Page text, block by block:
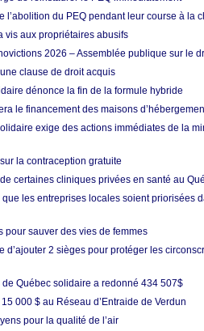
du PEQ pendant leur course à la
vis aux propriétaires abusifs
2026 – Assemblée publique sur le
clause de droit acquis
dénonce la fin de la formule hybride
le financement des maisons
exige des actions immédiates de la
la contraception gratuite
certaines cliniques privées en santé au
les entreprises locales soient priorisées
pour sauver des vies de femmes
2 sièges pour protéger les
Québec solidaire a redonné 434 507$
000 $ au Réseau d’Entraide de Verdun
pour la qualité de l’air